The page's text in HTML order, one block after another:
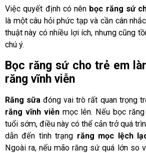
Việc quyết định có nên bọc răng sứ
là một câu hỏi phức tạp và cần cân
thuật này có nhiều lợi ích, nhưng cũng
chú ý.
Bọc răng sứ cho trẻ em
răng vĩnh viễn
Răng sữa đóng vai trò rất quan trọng
răng vĩnh viễnmọc lên. Nếu bọc
tuổi sớm, điều này có thể cản trở quá
dẫn đến tình trạng răng mọc lệch
Ngoài ra, nếu mão răng sứ quá lớn so